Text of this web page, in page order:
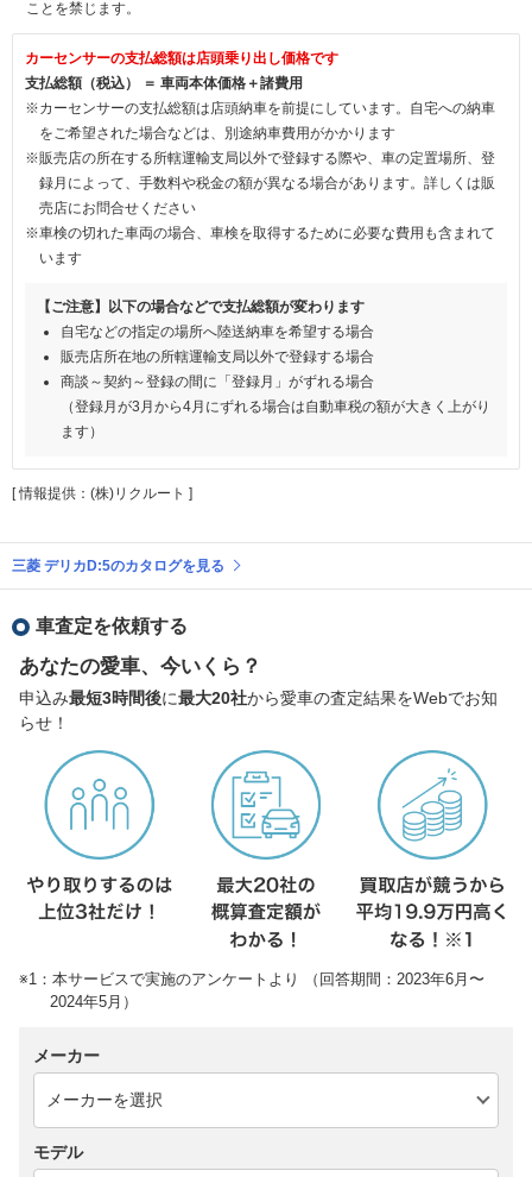
ことを禁じます。
カーセンサーの支払総額は店頭乗り出し価格です
支払総額（税込） ＝ 車両本体価格＋諸費用
※カーセンサーの支払総額は店頭納車を前提にしています。自宅への納車
をご希望された場合などは、別途納車費用がかかります
※販売店の所在する所轄運輸支局以外で登録する際や、車の定置場所、登
録月によって、手数料や税金の額が異なる場合があります。詳しくは販
売店にお問合せください
※車検の切れた車両の場合、車検を取得するために必要な費用も含まれて
います
【ご注意】以下の場合などで支払総額が変わります
自宅などの指定の場所へ陸送納車を希望する場合
販売店所在地の所轄運輸支局以外で登録する場合
商談～契約～登録の間に「登録月」がずれる場合
（登録月が3月から4月にずれる場合は自動車税の額が大きく上がり
ます）
[ 情報提供：(株)リクルート ]
三菱 デリカD:5のカタログを見る
車査定を依頼する
あなたの愛車、今いくら？
申込み最短3時間後に最大20社から愛車の査定結果をWebでお知
らせ！
※1：本サービスで実施のアンケートより （回答期間：2023年6月〜
2024年5月）
メーカー
モデル